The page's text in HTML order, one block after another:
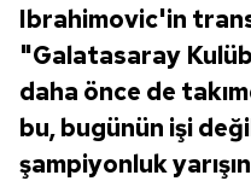
Ibrahimovic'in
"Galatasaray
daha önce de
bu, bugünün işi
şampiyonluk